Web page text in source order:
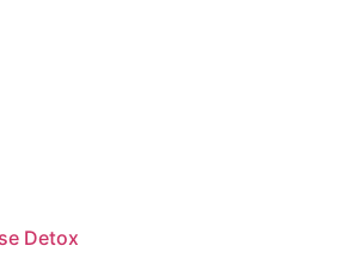
Detox